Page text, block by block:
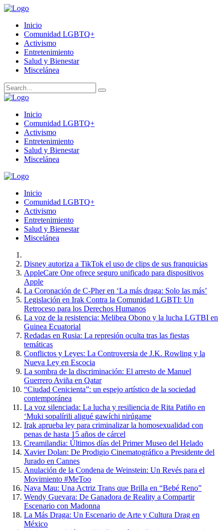
Inicio
Comunidad LGBTQ+
Activismo
Entretenimiento
Salud y Bienestar
Miscelánea
Inicio
Comunidad LGBTQ+
Activismo
Entretenimiento
Salud y Bienestar
Miscelánea
Inicio
Comunidad LGBTQ+
Activismo
Entretenimiento
Salud y Bienestar
Miscelánea
Disney autoriza a TikTok el uso de clips de sus franquicias
AppleCare One ofrece seguro unificado para dispositivos
Apple
La Coronación de C-Pher en ‘La más draga: Solo las más’
Legislación en Irak Contra la Comunidad LGBTI: Un
Retroceso para los Derechos Humanos
La voz de la resistencia: Melibea Obono y la lucha LGTBI en
Guinea Ecuatorial
Redadas en Rusia: La represión oculta tras las fiestas
temáticas
Conflictos y Leyes: La Controversia de J.K. Rowling y la
Nueva Ley en Escocia
La sombra de la discriminación: El arresto de Manuel
Guerrero Aviña en Qatar
“Ciudad Cenicienta”: un espejo artístico de la sociedad
contemporánea
La voz silenciada: La lucha y resiliencia de Rita Patiño en
‘Muki sopalírili aligué gawíchi nirúgame
Irak aprueba ley para criminalizar la homosexualidad con
penas de hasta 15 años de cárcel
Creamilandia: Últimos días del Primer Museo del Helado
Xavier Dolan: De Prodigio Cinematográfico a Presidente del
Jurado en Cannes
Anulación de la Condena de Weinstein: Un Revés para el
Movimiento #MeToo
Nava Mau: Una Actriz Trans que Brilla en “Bebé Reno”
Wendy Guevara: De Ganadora de Reality a Compartir
Escenario con Madonna
La Más Draga: Un Escenario de Arte y Cultura Drag en
México